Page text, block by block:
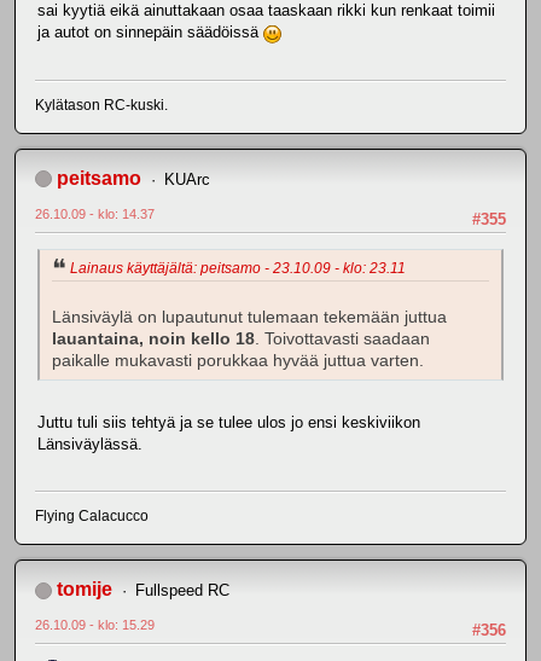
sai kyytiä eikä ainuttakaan osaa taaskaan rikki kun renkaat toimii
ja autot on sinnepäin säädöissä
Kylätason RC-kuski.
peitsamo KUArc
#355
26.10.09 - klo: 14.37
Lainaus käyttäjältä: peitsamo - 23.10.09 - klo: 23.11
Länsiväylä on lupautunut tulemaan tekemään juttua
lauantaina, noin kello 18 . Toivottavasti saadaan
paikalle mukavasti porukkaa hyvää juttua varten.
Juttu tuli siis tehtyä ja se tulee ulos jo ensi keskiviikon
Länsiväylässä.
Flying Calacucco
tomije Fullspeed RC
#356
26.10.09 - klo: 15.29